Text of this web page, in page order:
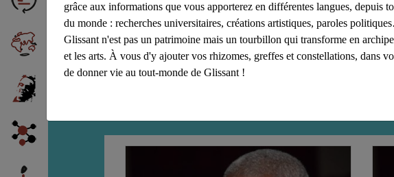
Recherche :
grâce aux informations que vous apporterez en différentes langues, depuis
du monde : recherches universitaires, créations artistiques, paroles
Glissant n'est pas un patrimoine mais un tourbillon qui transforme en
et les arts. À vous d'y ajouter vos rhizomes, greffes et constellations, dans
de donner vie au tout-monde de Glissant !